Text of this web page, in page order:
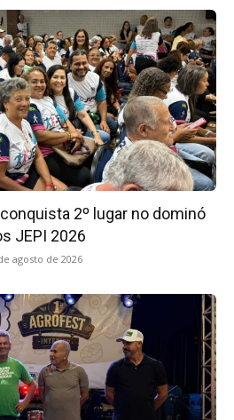
2º lugar no dominó
JEPI 2026
agosto de 2026